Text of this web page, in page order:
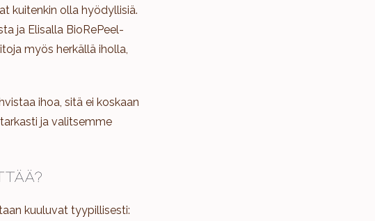
kuitenkin olla hyödyllisiä.
ja Elisalla BioRePeel-
myös herkällä iholla,
ihoa, sitä ei koskaan
ja valitsemme
kuuluvat tyypillisesti: